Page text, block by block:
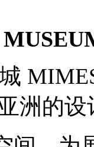
洲的设